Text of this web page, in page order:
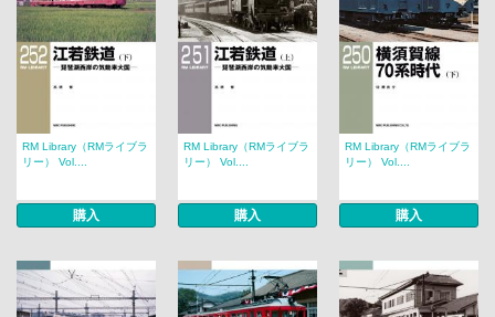
RM Library（RMライブラ
リー） Vol....
購入
RM Library（RMライブラ
リー） Vol....
購入
RM Library（RMライブラ
リー） Vol....
購入